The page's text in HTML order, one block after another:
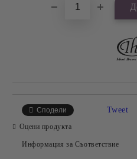
Сподели Tweet
Оцени продукта
Информация за Съответствие